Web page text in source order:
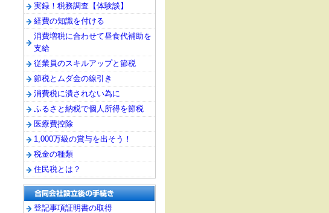
実録！税務調査【体験談】
経費の知識を付ける
消費増税に合わせて昼食代補助を
支給
従業員のスキルアップと節税
節税とムダ金の線引き
消費税に潰されない為に
ふるさと納税で個人所得を節税
医療費控除
1,000万級の賞与を出そう！
税金の種類
住民税とは？
登記事項証明書の取得